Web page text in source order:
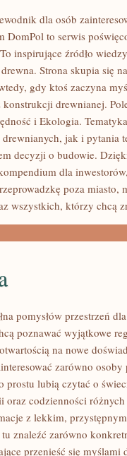
dla osób
DomPol to serwis
inspirujące źródło
Strona skupia się
gdy ktoś zaczyna
drewnianej.
i Ekologia.
jak i pytania
decyzji o budowie.
dla
poza miasto,
wszystkich, którzy chcą
pomysłów przestrzeń
poznawać wyjątkowe
na nowe
zarówno
prostu lubią czytać o
oraz codzienności
z lekkim,
znaleźć zarówno
przenieść się myślami